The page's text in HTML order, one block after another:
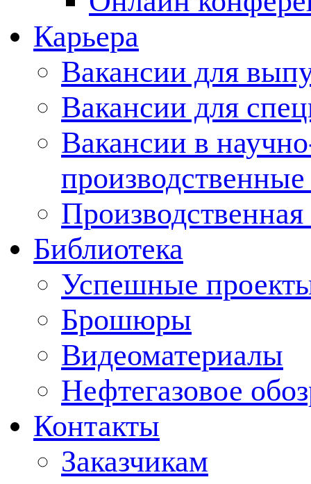
Карьера
Вакансии для
Вакансии для
Вакансии в
Производственная
Библиотека
Успешные
Брошюры
Видеоматериалы
Нефтегазовое
Контакты
Заказчикам